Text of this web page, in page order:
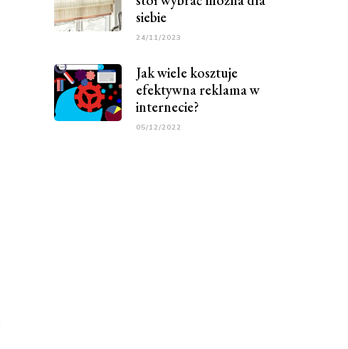
siebie
24/11/2023
Jak wiele kosztuje
efektywna reklama w
internecie?
05/12/2022